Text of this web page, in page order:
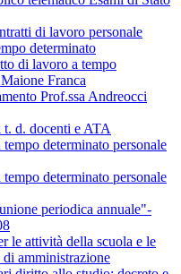
di lavoro personale
determinato
di lavoro a tempo
Franca
Prof.ssa Andreocci
d. docenti e ATA
determinato personale
determinato personale
periodica annuale"-
le attività della scuola e le
di amministrazione